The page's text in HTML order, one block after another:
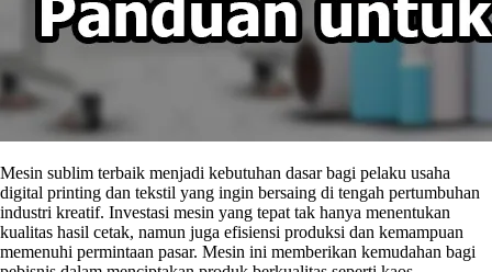
Mesin sublim terbaik menjadi kebutuhan dasar bagi pelaku usaha
digital printing dan tekstil yang ingin bersaing di tengah pertumbuhan
industri kreatif. Investasi mesin yang tepat tak hanya menentukan
kualitas hasil cetak, namun juga efisiensi produksi dan kemampuan
memenuhi permintaan pasar. Mesin ini memberikan kemudahan bagi